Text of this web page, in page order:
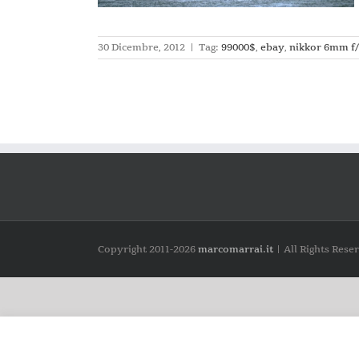
30 Dicembre, 2012 | Tag: 99000$, ebay, nikkor 6mm
Copyright 2011-2026marcomarrai.it | All Rights